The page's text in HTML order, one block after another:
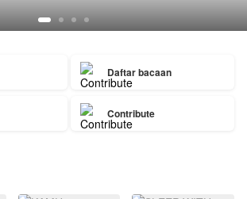
Daftar bacaan
Contribute